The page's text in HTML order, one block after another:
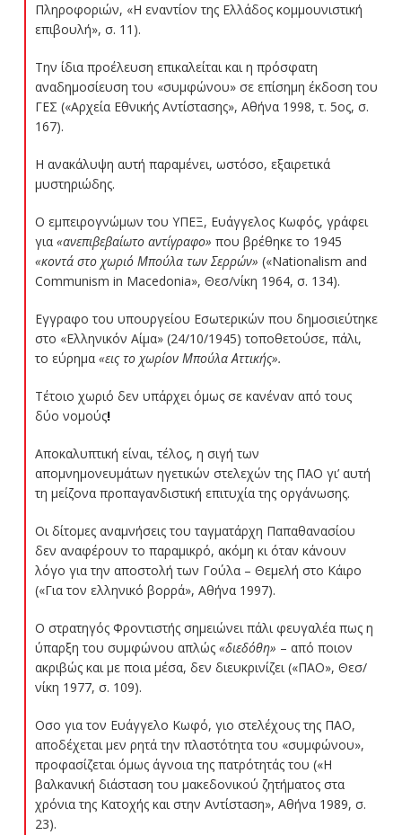
Πληροφοριών, «Η εναντίον της Ελλάδος κομμουνιστική
επιβουλή», σ. 11).
Την ίδια προέλευση επικαλείται και η πρόσφατη
αναδημοσίευση του «συμφώνου» σε επίσημη έκδοση του
ΓΕΣ («Αρχεία Εθνικής Αντίστασης», Αθήνα 1998, τ. 5ος, σ.
167).
Η ανακάλυψη αυτή παραμένει, ωστόσο, εξαιρετικά
μυστηριώδης.
Ο εμπειρογνώμων του ΥΠΕΞ, Ευάγγελος Κωφός, γράφει
για «ανεπιβεβαίωτο αντίγραφο» που βρέθηκε το 1945
«κοντά στο χωριό Μπούλα των Σερρών» («Nationalism and
Communism in Macedonia», Θεσ/νίκη 1964, σ. 134).
Εγγραφο του υπουργείου Εσωτερικών που δημοσιεύτηκε
στο «Ελληνικόν Αίμα» (24/10/1945) τοποθετούσε, πάλι,
το εύρημα «εις το χωρίον Μπούλα Αττικής».
Τέτοιο χωριό δεν υπάρχει όμως σε κανέναν από τους
δύο νομούς!
Αποκαλυπτική είναι, τέλος, η σιγή των
απομνημονευμάτων ηγετικών στελεχών της ΠΑΟ γι’ αυτή
τη μείζονα προπαγανδιστική επιτυχία της οργάνωσης.
Οι δίτομες αναμνήσεις του ταγματάρχη Παπαθανασίου
δεν αναφέρουν το παραμικρό, ακόμη κι όταν κάνουν
λόγο για την αποστολή των Γούλα – Θεμελή στο Κάιρο
(«Για τον ελληνικό βορρά», Αθήνα 1997).
Ο στρατηγός Φροντιστής σημειώνει πάλι φευγαλέα πως η
ύπαρξη του συμφώνου απλώς «διεδόθη» – από ποιον
ακριβώς και με ποια μέσα, δεν διευκρινίζει («ΠΑΟ», Θεσ/
νίκη 1977, σ. 109).
Οσο για τον Ευάγγελο Κωφό, γιο στελέχους της ΠΑΟ,
αποδέχεται μεν ρητά την πλαστότητα του «συμφώνου»,
προφασίζεται όμως άγνοια της πατρότητάς του («Η
βαλκανική διάσταση του μακεδονικού ζητήματος στα
χρόνια της Κατοχής και στην Αντίσταση», Αθήνα 1989, σ.
23).